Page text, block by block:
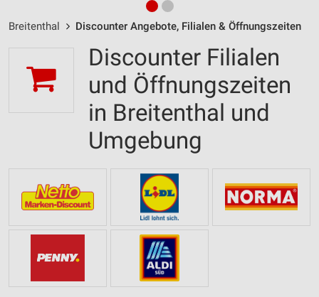
Breitenthal Discounter Angebote, Filialen & Öffnungszeiten
Discounter Filialen
und Öffnungszeiten
in Breitenthal und
Umgebung